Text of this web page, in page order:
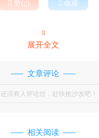
 赞()  收藏

展开全文
文章评论
还没有人评论过，赶快抢沙发吧！
相关阅读